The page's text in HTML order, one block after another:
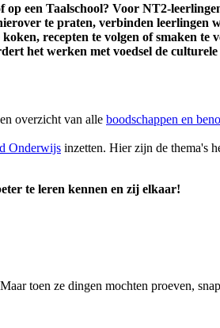
een Taalschool? Voor NT2-
te praten, verbinden leerlingen
recepten te volgen of smaken te
het werken met voedsel de
overzicht van alle boodschappen en
Onderwijs inzetten. Hier zijn de thema's
te leren kennen en zij elkaar!
toen ze dingen mochten proeven,